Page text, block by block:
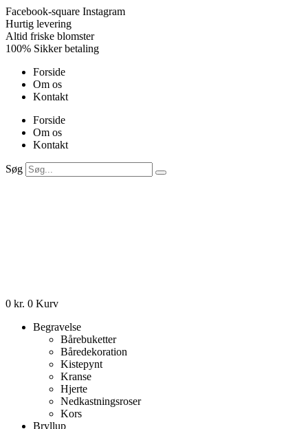
Videre
til
indhold
Facebook-square Instagram
Hurtig levering
Altid friske blomster
100% Sikker betaling
Forside
Om os
Kontakt
Forside
Om os
Kontakt
Søg
0 kr. 0 Kurv
Begravelse
Bårebuketter
Båredekoration
Kistepynt
Kranse
Hjerte
Nedkastningsroser
Kors
Bryllup